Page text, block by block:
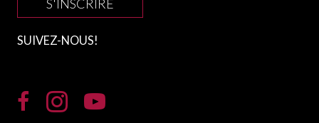
S'INSCRIRE
SUIVEZ-NOUS!